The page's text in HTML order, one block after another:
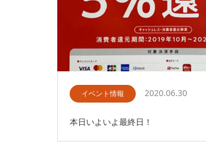
イベント情報 2020.06.30
本日いよいよ最終日！